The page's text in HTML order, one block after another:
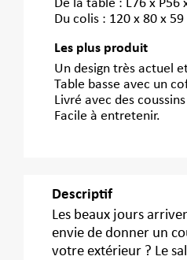
De la table : L76 x P56
Du colis : 120 x 80 x
Les plus produit
Un design très actuel
Table basse avec un
Livré avec des
Facile à entretenir.
Descriptif
Les beaux jours
envie de donner un
votre extérieur ? Le